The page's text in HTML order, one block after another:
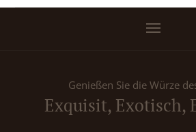
Genießen Sie die Würze
Exquisit, Exotisch,